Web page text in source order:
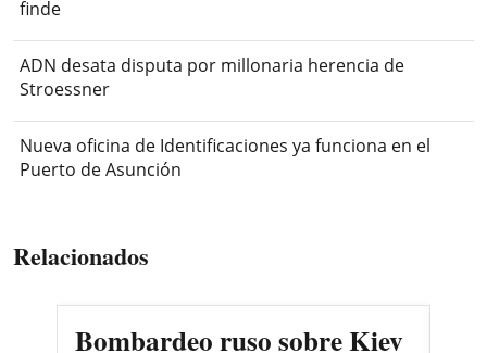
finde
ADN desata disputa por millonaria herencia de
Stroessner
Nueva oficina de Identificaciones ya funciona en el
Puerto de Asunción
Relacionados
Bombardeo ruso sobre Kiev